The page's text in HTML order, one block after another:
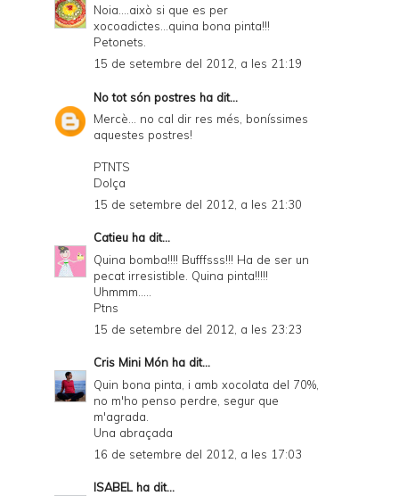
Noia....això si que es per
xocoadictes...quina bona pinta!!!
Petonets.
15 de setembre del 2012, a les 21:19
No tot són postres ha dit...
Mercè... no cal dir res més, boníssimes
aquestes postres!
PTNTS
Dolça
15 de setembre del 2012, a les 21:30
Catieu ha dit...
Quina bomba!!!! Bufffsss!!! Ha de ser un
pecat irresistible. Quina pinta!!!!!
Uhmmm.....
Ptns
15 de setembre del 2012, a les 23:23
Cris Mini Món ha dit...
Quin bona pinta, i amb xocolata del 70%,
no m'ho penso perdre, segur que
m'agrada.
Una abraçada
16 de setembre del 2012, a les 17:03
ISABEL ha dit...